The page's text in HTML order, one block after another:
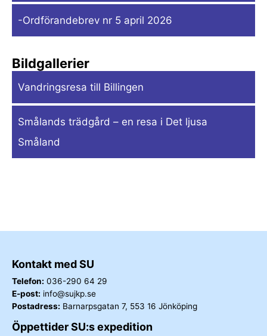
-Ordförandebrev nr 5 april 2026
Bildgallerier
Vandringsresa till Billingen
Smålands trädgård – en resa i Det ljusa
Småland
Kontakt med SU
Telefon: 036-290 64 29
E-post: info@sujkp.se
Postadress: Barnarpsgatan 7, 553 16 Jönköping
Öppettider SU:s expedition